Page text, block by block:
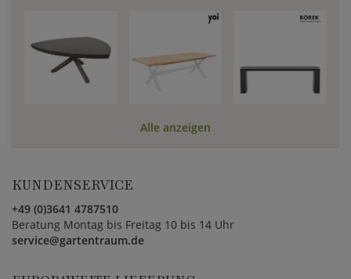
Alle anzeigen
KUNDENSERVICE
+49 (0)3641 4787510
Beratung Montag bis Freitag 10 bis 14 Uhr
service@gartentraum.de